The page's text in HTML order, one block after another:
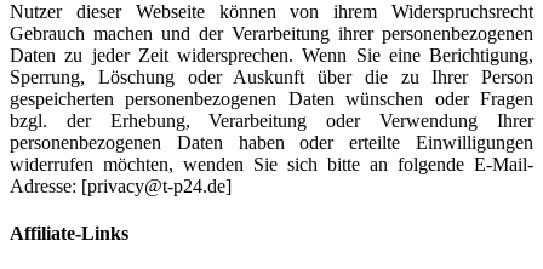
Nutzer dieser Webseite können von ihrem Widerspruchsrecht
Gebrauch machen und der Verarbeitung ihrer personenbezogenen
Daten zu jeder Zeit widersprechen. Wenn Sie eine Berichtigung,
Sperrung, Löschung oder Auskunft über die zu Ihrer Person
gespeicherten personenbezogenen Daten wünschen oder Fragen
bzgl. der Erhebung, Verarbeitung oder Verwendung Ihrer
personenbezogenen Daten haben oder erteilte Einwilligungen
widerrufen möchten, wenden Sie sich bitte an folgende E-Mail-
Adresse: [privacy@t-p24.de]
Affiliate-Links